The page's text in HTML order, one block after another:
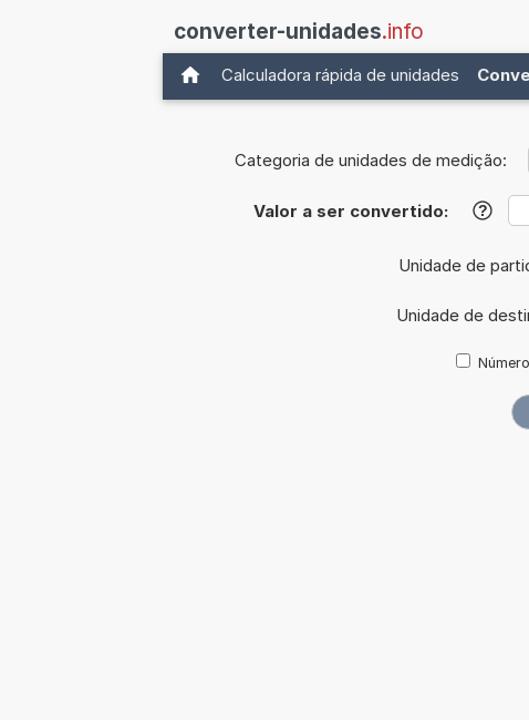
converter-unidades.info
Calculadora rápida de unidades
Categoria de unidades de medição:
Valor a ser convertido: ?
Unidade de
Unidade de